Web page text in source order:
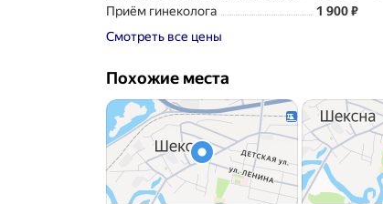
Приём гинеколога
Цена
1900
1 900₽
Смотреть все цены
Похожие места